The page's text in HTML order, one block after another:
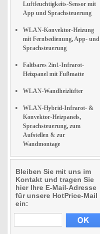
Luftfeuchtigkeits-Sensor mit
App und Sprachsteuerung
WLAN-Konvektor-Heizung
mit Fernbedienung, App- und
Sprachsteuerung
Faltbares 2in1-Infrarot-
Heizpanel mit Fußmatte
WLAN-Wandheizlüfter
WLAN-Hybrid-Infrarot- &
Konvektor-Heizpanels,
Sprachsteuerung, zum
Aufstellen & zur
Wandmontage
Bleiben Sie mit uns im
Kontakt und tragen Sie
hier Ihre E-Mail-Adresse
für unsere HotPrice-Mail
ein: